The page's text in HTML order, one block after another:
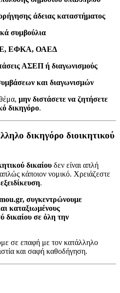
άδειας καταστήματος
συμβούλια
ΕΦΚΑ, ΟΑΕΔ
ΑΣΕΠ ή διαγωνισμούς
και διαγωνισμών
μην διστάσετε να ζητήσετε
δικηγόρο.
δικηγόρο διοικητικού
δικαίου δεν είναι απλή
κάποιον νομικό. Χρειάζεστε
.
συγκεντρώνουμε
καταξιωμένους
δικαίου σε όλη την
σε επαφή με τον κατάλληλο
και σαφή καθοδήγηση.